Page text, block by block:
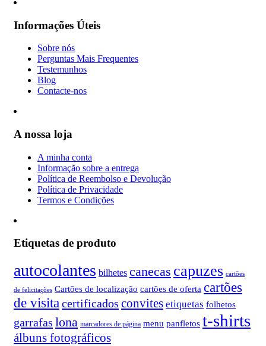
Informações Úteis
Sobre nós
Perguntas Mais Frequentes
Testemunhos
Blog
Contacte-nos
A nossa loja
A minha conta
Informação sobre a entrega
Política de Reembolso e Devolução
Política de Privacidade
Termos e Condições
Etiquetas de produto
autocolantes bilhetes canecas capuzes cartões
de felicitações Cartões de localização cartões de oferta cartões
de visitacertificados convites etiquetas folhetos
garrafas lona marcadores de página menu panfletos t-shirts
álbuns fotográficos